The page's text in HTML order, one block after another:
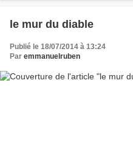
le mur du diable
Publié le 18/07/2014 à 13:24
Par emmanuelruben